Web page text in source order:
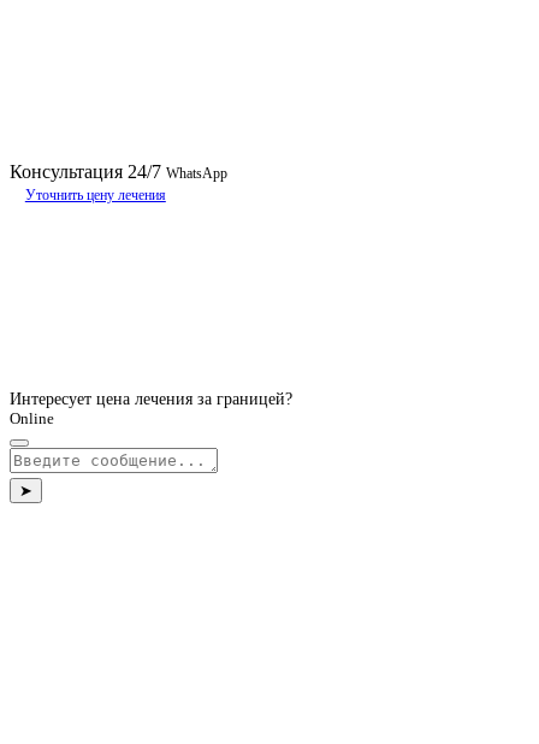
Консультация 24/7 WhatsApp
Уточнить цену лечения
Интересует цена лечения за границей?
Online
➤